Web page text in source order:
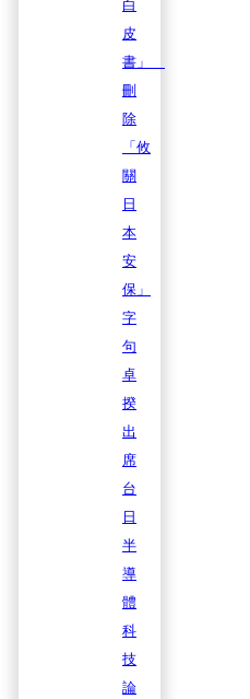
白
皮
書」
刪
除
「攸
關
日
本
安
保」
字
句
卓
揆
出
席
台
日
半
導
體
科
技
論